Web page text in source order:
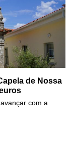
de Nossa
com a